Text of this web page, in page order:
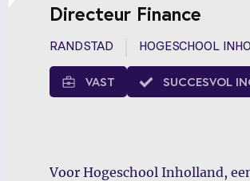
Directeur Finance
RANDSTAD HOGESCHOOL
VAST SUCCESVOL
Voor Hogeschool Inholland,